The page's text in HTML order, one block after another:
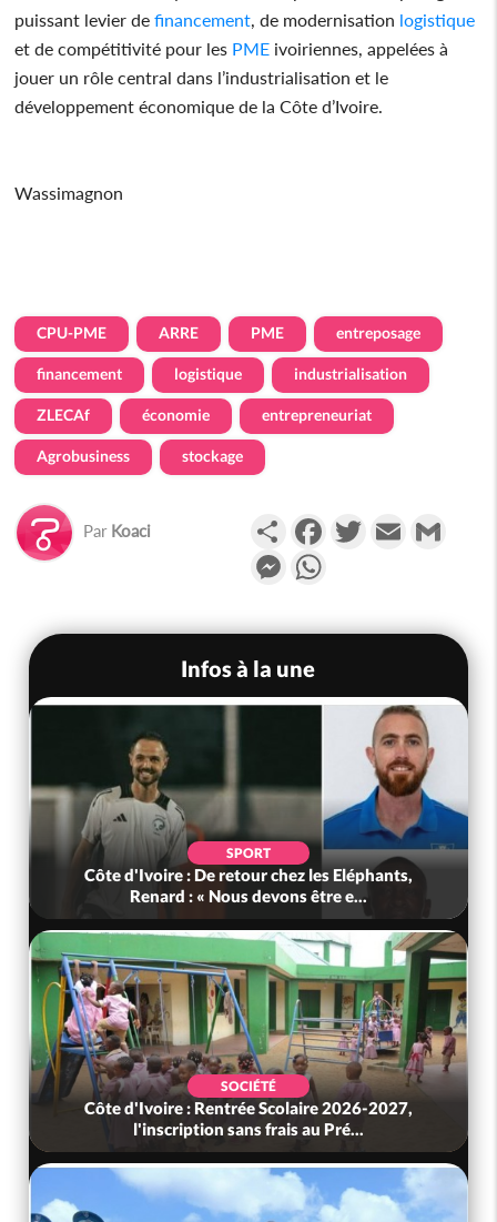
puissant levier de financement , de modernisation logistique
et de compétitivité pour les PME ivoiriennes, appelées à
jouer un rôle central dans l’industrialisation et le
développement économique de la Côte d’Ivoire.
Wassimagnon
CPU-PME ARRE PME entreposage
financement logistique industrialisation
ZLECAf économie entrepreneuriat
Agrobusiness stockage
Par Koaci PartagerFacebookTwitterEmail
Messenger
Infos à la une
les Eléphants,
être e...
2026-2027,
Pré...
POLITIQUE
Bénin : L'ancien président Patrice
tête du Sénat
POLITIQUE
Ghana : Kenneth Adjei nommé
Défense, Zanetor A-Rawlings